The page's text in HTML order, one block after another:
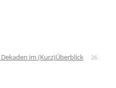
im (Kurz)Überblick
26.